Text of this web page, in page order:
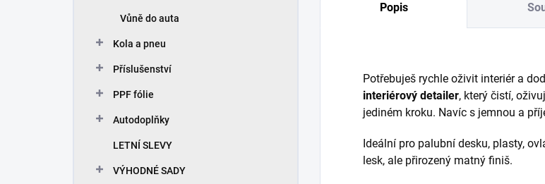
Vůně do auta
Kola a pneu
Příslušenství
PPF fólie
Autodoplňky
LETNÍ SLEVY
VÝHODNÉ SADY
Popis
Potřebuješ rychle oživit interiér a
interiérový detailer, který čistí,
jediném kroku. Navíc s jemnou a
Ideální pro palubní desku, plasty,
lesk, ale přirozený matný finiš.